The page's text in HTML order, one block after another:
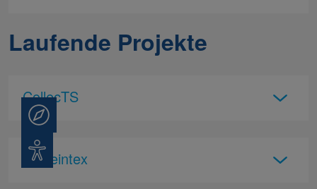
Laufende Projekte
CollecTS
R(h)eintex